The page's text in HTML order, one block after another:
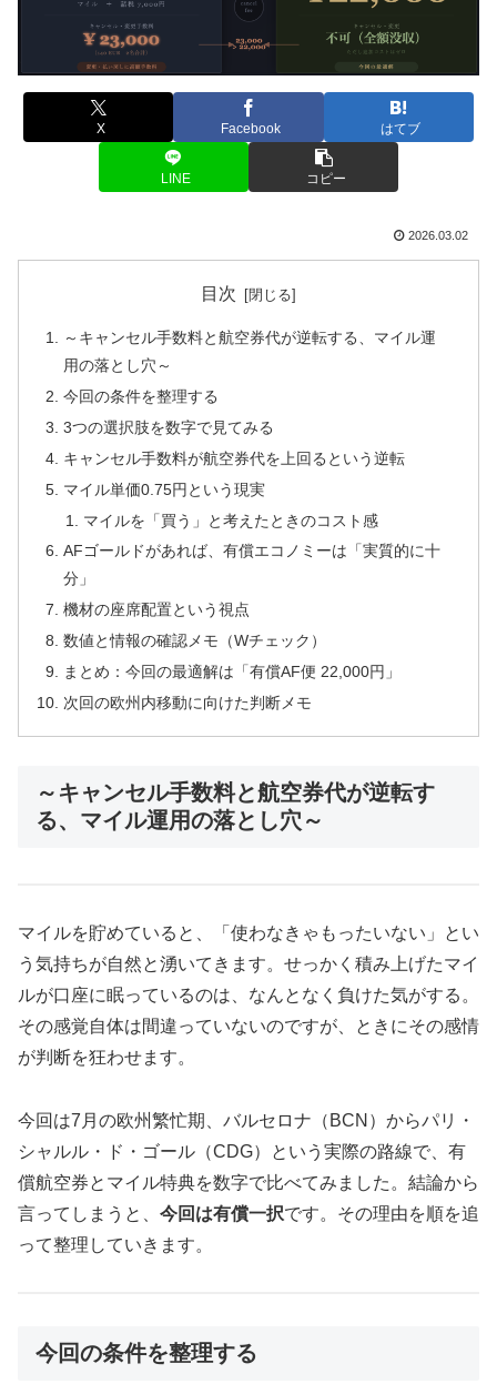
X Facebook はてブ
LINE コピー
2026.03.02
目次
～キャンセル手数料と航空券代が逆転する、マイル運
用の落とし穴～
今回の条件を整理する
3つの選択肢を数字で見てみる
キャンセル手数料が航空券代を上回るという逆転
マイル単価0.75円という現実
マイルを「買う」と考えたときのコスト感
AFゴールドがあれば、有償エコノミーは「実質的に十
分」
機材の座席配置という視点
数値と情報の確認メモ（Wチェック）
まとめ：今回の最適解は「有償AF便 22,000円」
次回の欧州内移動に向けた判断メモ
～キャンセル手数料と航空券代が逆転す
る、マイル運用の落とし穴～
マイルを貯めていると、「使わなきゃもったいない」とい
う気持ちが自然と湧いてきます。せっかく積み上げたマイ
ルが口座に眠っているのは、なんとなく負けた気がする。
その感覚自体は間違っていないのですが、ときにその感情
が判断を狂わせます。
今回は7月の欧州繁忙期、バルセロナ（BCN）からパリ・
シャルル・ド・ゴール（CDG）という実際の路線で、有
償航空券とマイル特典を数字で比べてみました。結論から
言ってしまうと、 今回は有償一択です。その理由を順を追
って整理していきます。
今回の条件を整理する